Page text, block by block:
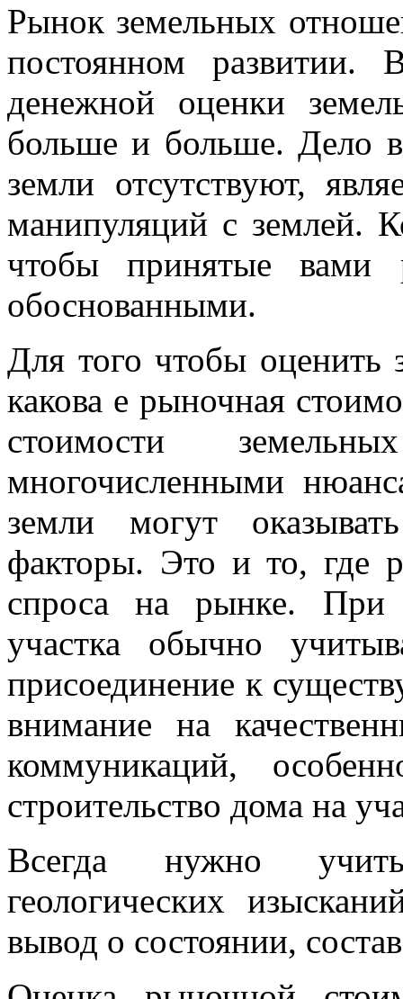
Рынок земельных
постоянном развитии.
денежной оценки
больше и больше. Дело
земли отсутствуют,
манипуляций с землей.
чтобы принятые вами
обоснованными.
Для того чтобы оценить
какова е рыночная
стоимости
многочисленными
земли могут
факторы. Это и то, где
спроса на рынке. При
участка обычно
присоединение к
внимание на
коммуникаций,
строительство дома на
Всегда нужно
геологических
вывод о состоянии,